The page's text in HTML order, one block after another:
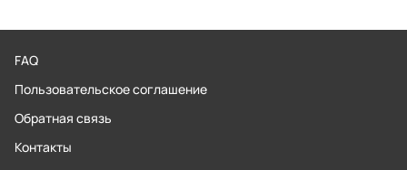
FAQ
Пользовательское соглашение
Обратная связь
Контакты